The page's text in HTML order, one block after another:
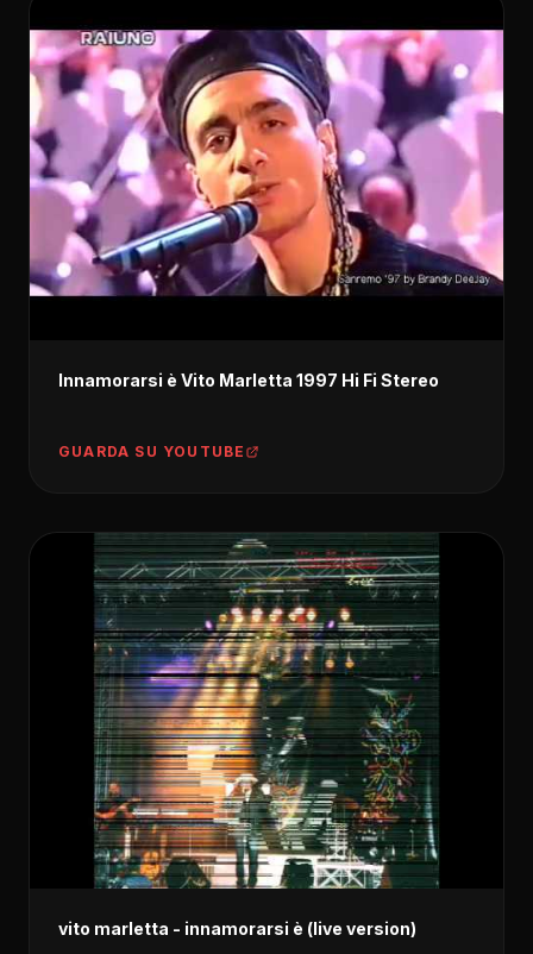
Innamorarsi è Vito Marletta 1997 Hi Fi Stereo
GUARDA SU YOUTUBE
vito marletta - innamorarsi è (live version)